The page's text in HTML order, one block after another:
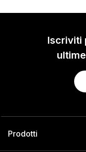
Iscriviti
Prodotti